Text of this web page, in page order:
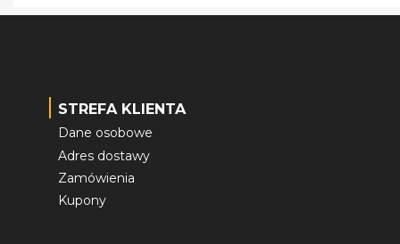
STREFA KLIENTA
Dane osobowe
Adres dostawy
Zamówienia
Kupony